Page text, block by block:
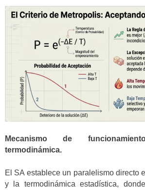
Mecanismo de
termodinámica.
El SA establece un paralelismo directo
y la termodinámica estadística,